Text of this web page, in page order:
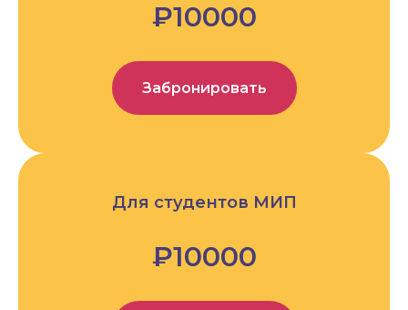
₽10000
Забронировать
Для студентов МИП
₽10000